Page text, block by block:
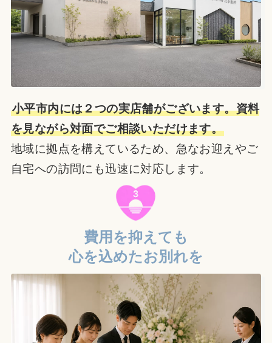
小平市内には２つの実店舗がございます。資料
を見ながら対面でご相談いただけます。
地域に拠点を構えているため、急なお迎えやご
自宅への訪問にも迅速に対応します。
費用を抑えても
心を込めたお別れを